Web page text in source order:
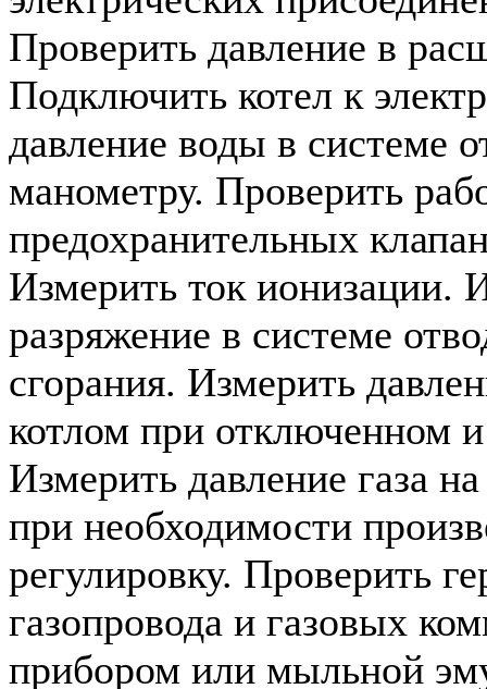
Проверить давление в
Подключить котел к
давление воды в системе
манометру. Проверить
предохранительных
Измерить ток ионизации.
разряжение в системе
сгорания. Измерить
котлом при отключенном
Измерить давление газа
при необходимости
регулировку. Проверить
газопровода и газовых
прибором или мыльной